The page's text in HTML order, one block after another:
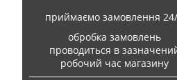
приймаємо замовлення
обробка замовлень
проводиться в
робочий час магазину